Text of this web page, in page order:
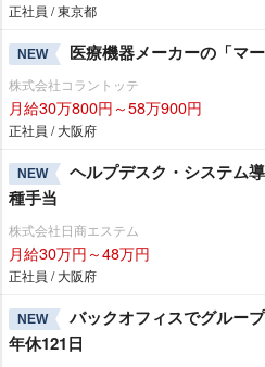
正社員 / 東京都
NEW 医療機器メーカーの「マ
株式会社コラントッテ
月給30万800円～58万900円
正社員 / 大阪府
NEW
ヘルプデスク・システム
種手当
株式会社日商エステム
月給30万円～48万円
正社員 / 大阪府
NEW
バックオフィスでグルー
年休121日